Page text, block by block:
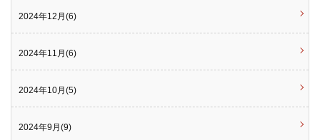
2024年12月(6)
2024年11月(6)
2024年10月(5)
2024年9月(9)